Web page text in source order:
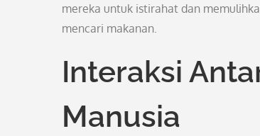
mereka untuk istirahat dan
mencari makanan.
Interaksi
Manusia